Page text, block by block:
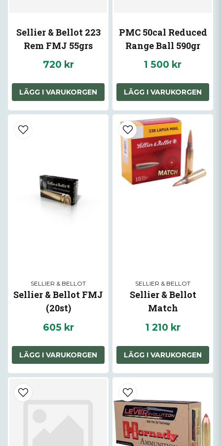
Sellier & Bellot 223
Rem FMJ 55grs
720 kr
LÄGG I VARUKORGEN
PMC 50cal Reduced
Range Ball 590gr
1 500 kr
LÄGG I VARUKORGEN
SELLIER & BELLOT
Sellier & Bellot FMJ
(20st)
605 kr
LÄGG I VARUKORGEN
SELLIER & BELLOT
Sellier & Bellot
Match
1 210 kr
LÄGG I VARUKORGEN